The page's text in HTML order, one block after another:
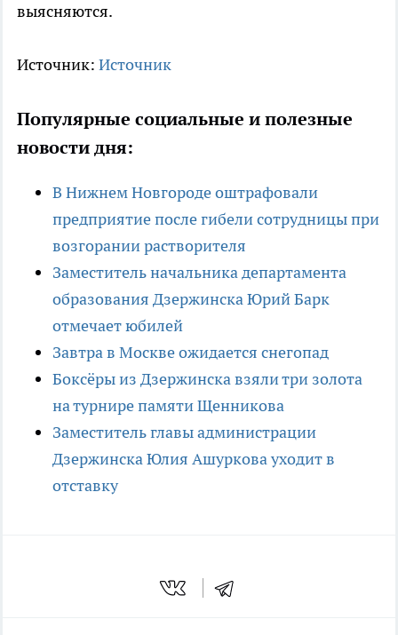
выясняются.
Источник: Источник
Популярные социальные и полезные
новости дня:
В Нижнем Новгороде оштрафовали
предприятие после гибели сотрудницы при
возгорании растворителя
Заместитель начальника департамента
образования Дзержинска Юрий Барк
отмечает юбилей
Завтра в Москве ожидается снегопад
Боксёры из Дзержинска взяли три золота
на турнире памяти Щенникова
Заместитель главы администрации
Дзержинска Юлия Ашуркова уходит в
отставку